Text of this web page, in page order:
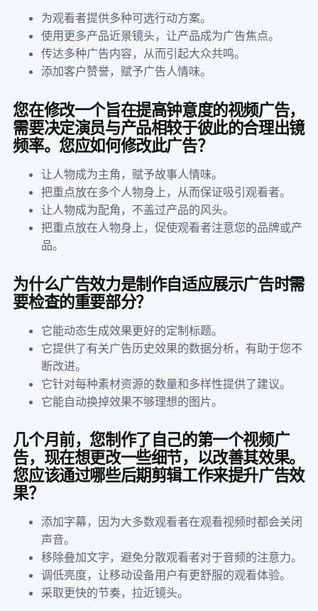
为观看者提供多种可选行动方案。
使用更多产品近景镜头，让产品成为广告焦点。
传达多种广告内容，从而引起大众共鸣。
添加客户赞誉，赋予广告人情味。
您在修改一个旨在提高钟意度的视频广告，
需要决定演员与产品相较于彼此的合理出镜
频率。您应如何修改此广告？
让人物成为主角，赋予故事人情味。
把重点放在多个人物身上，从而保证吸引观看者。
让人物成为配角，不盖过产品的风头。
把重点放在人物身上，促使观看者注意您的品牌或产
品。
为什么广告效力是制作自适应展示广告时需
要检查的重要部分？
它能动态生成效果更好的定制标题。
它提供了有关广告历史效果的数据分析，有助于您不
断改进。
它针对每种素材资源的数量和多样性提供了建议。
它能自动换掉效果不够理想的图片。
几个月前，您制作了自己的第一个视频广
告，现在想更改一些细节，以改善其效果。
您应该通过哪些后期剪辑工作来提升广告效
果？
添加字幕，因为大多数观看者在观看视频时都会关闭
声音。
移除叠加文字，避免分散观看者对于音频的注意力。
调低亮度，让移动设备用户有更舒服的观看体验。
采取更快的节奏，拉近镜头。